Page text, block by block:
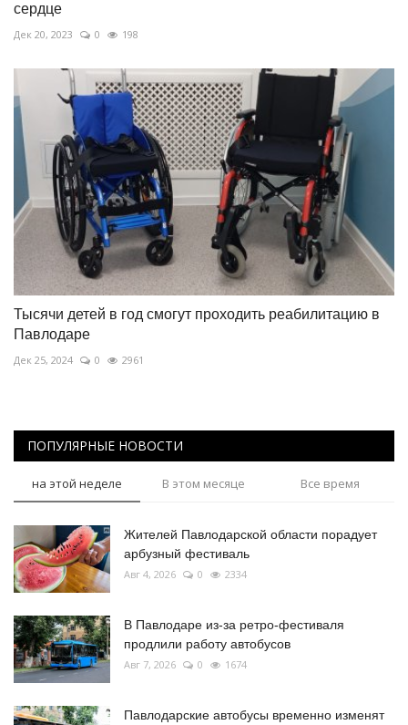
сердце
Дек 20, 2023 0 198
Тысячи детей в год смогут проходить реабилитацию в
Павлодаре
Дек 25, 2024 0 2961
ПОПУЛЯРНЫЕ НОВОСТИ
на этой неделе В этом месяце Все время
Жителей Павлодарской области порадует
арбузный фестиваль
Авг 4, 2026 0 2334
В Павлодаре из-за ретро-фестиваля
продлили работу автобусов
Авг 7, 2026 0 1674
Павлодарские автобусы временно изменят